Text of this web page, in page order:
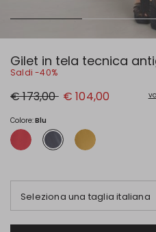
Gilet in tela tecnica
Saldi -40%
Prezzo
originale
173,00
€ 173,00 Nuovo
prezzo
€ 104,00
Colore:Blu
Seleziona una taglia italiana